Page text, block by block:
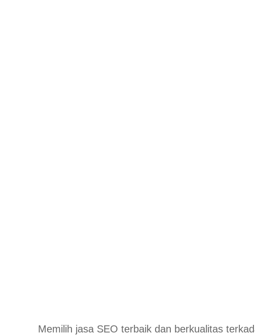
Memilih jasa SEO terbaik dan berkualitas